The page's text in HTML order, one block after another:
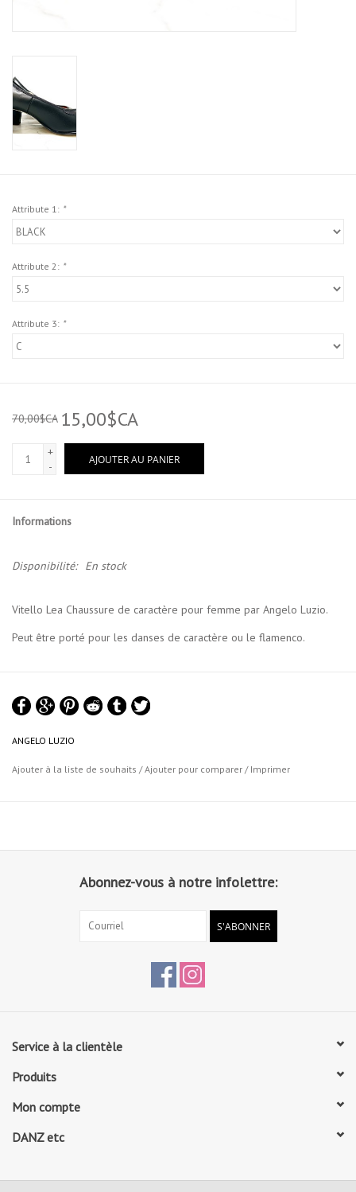
Attribute 1: *
Attribute 2: *
Attribute 3: *
70,00$CA 15,00$CA
+
-
AJOUTER AU PANIER
Informations
Disponibilité: En stock
Vitello Lea Chaussure de caractère pour femme par Angelo Luzio.
Peut être porté pour les danses de caractère ou le flamenco.
ANGELO LUZIO
Ajouter à la liste de souhaits /Ajouter pour comparer / Imprimer
Abonnez-vous à notre infolettre:
S'ABONNER
Service à la clientèle
Produits
Mon compte
DANZ etc